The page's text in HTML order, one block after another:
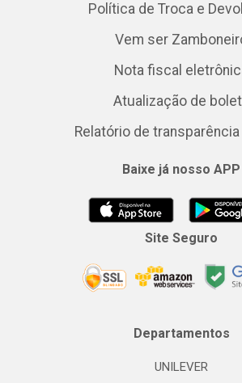
Política de Troca e
Vem ser
Nota fiscal
Atualização de
Relatório de transparência
Baixe já nosso APP
Site Seguro
Departamentos
UNILEVER